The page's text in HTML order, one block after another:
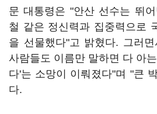
문 대통령은 "안산 선수는 뛰
철 같은 정신력과 집중력으로
을 선물했다"고 밝혔다. 그러
사람들도 이름만 말하면 다 아
다'는 소망이 이뤄졌다"며 "큰
다.